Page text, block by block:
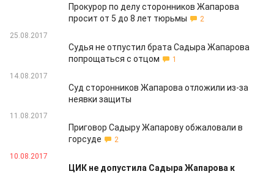
Прокурор по делу сторонников Жапарова
просит от 5 до 8 лет тюрьмы
2
25.08.2017
Судья не отпустил брата Садыра Жапарова
попрощаться с отцом
1
14.08.2017
Суд сторонников Жапарова отложили из-за
неявки защиты
11.08.2017
Приговор Садыру Жапарову обжаловали в
горсуде
2
10.08.2017
ЦИК не допустила Садыра Жапарова к